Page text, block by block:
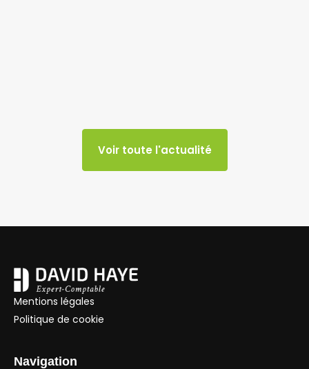
Voir toute l'actualité
Mentions légales
Politique de cookie
Navigation